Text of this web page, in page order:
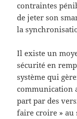
contraintes
de jeter son
la
Il existe un
sécurité en
système qui
communication
part par des
faire croire » au